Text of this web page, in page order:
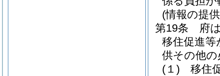
(情報の提
第19条
府
移住促進
供その他
(１)
移住